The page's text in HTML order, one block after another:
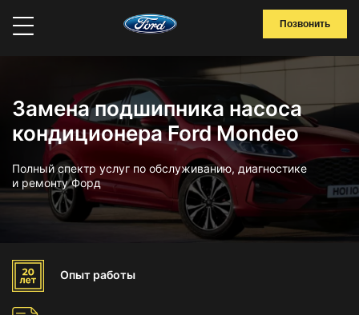
Позвонить
Замена подшипника насоса
кондиционера Ford Mondeo
Полный спектр услуг по обслуживанию, диагностике
и ремонту Форд
Опыт работы